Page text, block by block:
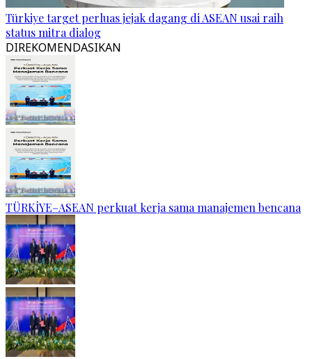
Türkiye target perluas jejak dagang di ASEAN usai raih
status mitra dialog
DIREKOMENDASIKAN
TÜRKİYE–ASEAN perkuat kerja sama manajemen bencana